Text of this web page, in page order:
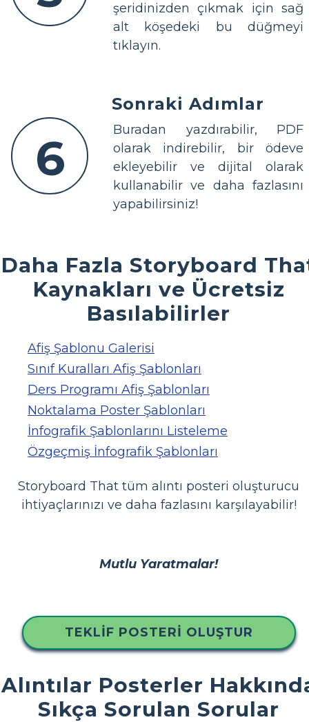
şeridinizden çıkmak için sağ
alt köşedeki bu düğmeyi
tıklayın.
6
Sonraki Adımlar
Buradan yazdırabilir, PDF
olarak indirebilir, bir ödeve
ekleyebilir ve dijital olarak
kullanabilir ve daha fazlasını
yapabilirsiniz!
Daha Fazla Storyboard
Kaynakları ve Ücretsiz
Basılabilirler
Afiş Şablonu Galerisi
Sınıf Kuralları Afiş Şablonları
Ders Programı Afiş Şablonları
Noktalama Poster Şablonları
İnfografik Şablonlarını Listeleme
Özgeçmiş İnfografik Şablonları
Storyboard That tüm alıntı posteri oluşturucu
ihtiyaçlarınızı ve daha fazlasını karşılayabilir!
Mutlu Yaratmalar!
TEKLIF POSTERI OLUŞTUR
Alıntılar Posterler
Sıkça Sorulan Sorular